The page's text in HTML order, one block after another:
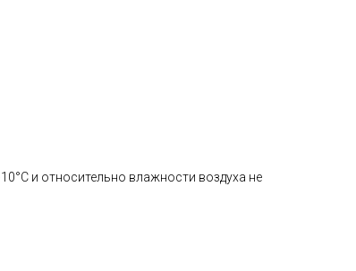
и относительно влажности воздуха не